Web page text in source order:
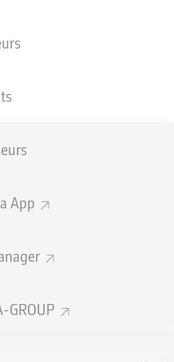
App
GROUP
annoncées